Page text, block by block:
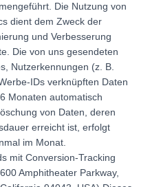
Die Nutzung von
dient dem Zweck der
und Verbesserung
Die von uns gesendeten
Nutzerkennungen (z. B.
IDs verknüpften Daten
Monaten automatisch
von Daten, deren
erreicht ist, erfolgt
im Monat.
mit Conversion-Tracking
Amphitheater Parkway,